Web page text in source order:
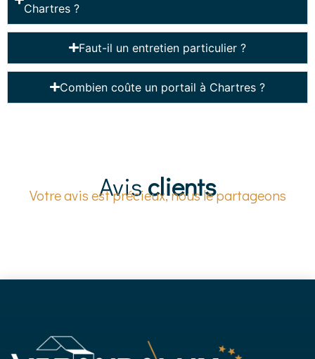
Chartres ?
Faut-il un entretien particulier ?
Combien coûte un portail à Chartres ?
Avisclients
Votre avis est précieux, nous le partageons